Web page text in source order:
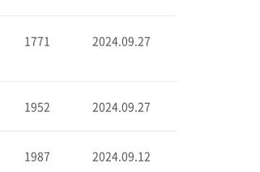
1771 2024.09.27
1952 2024.09.27
1987 2024.09.12